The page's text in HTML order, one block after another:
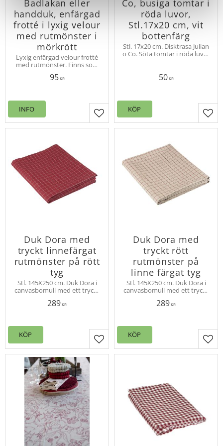
Badlakan eller
handduk, enfärgad
frotté i lyxig velour
med rutmönster i
mörkrött
Lyxig enfärgad velour frotté
med rutmönster. Finns som
badlakan 90x150cm i 100%
95KR
Lägg till i favoriter
INFO
Co, busiga tomtar i
röda luvor,
Stl.17x20 cm, vit
bottenfärg
Stl. 17x20 cm. Disktrasa Julian
o Co. Söta tomtar i röda luvor
MiaLotta Arvidsson-Mars
50KR
KÖP
Duk Dora med
tryckt linnefärgat
rutmönster på rött
tyg
Stl. 145X250 cm. Duk Dora i
canvasbomull med ett tryckt
en vävd ruta. Duken ger en
289KR
Lägg till i favoriter
KÖP
Duk Dora med
tryckt rött
rutmönster på
linne färgat tyg
Stl. 145X250 cm. Duk Dora i
canvasbomull med ett tryckt
en vävd ruta. Duken ger en
289KR
KÖP